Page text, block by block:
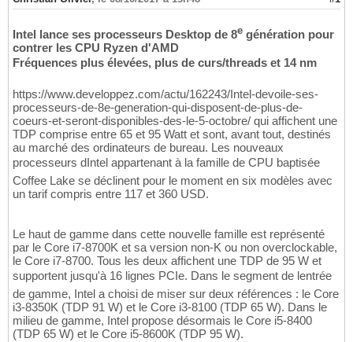
Intel lance ses processeurs Desktop de 8e génération pour
contrer les CPU Ryzen d'AMD
Fréquences plus élevées, plus de curs/threads et 14 nm
https://www.developpez.com/actu/162243/Intel-devoile-ses-
processeurs-de-8e-generation-qui-disposent-de-plus-de-
coeurs-et-seront-disponibles-des-le-5-octobre/ qui affichent une
TDP comprise entre 65 et 95 Watt et sont, avant tout, destinés
au marché des ordinateurs de bureau. Les nouveaux
processeurs dIntel appartenant à la famille de CPU baptisée
Coffee Lake se déclinent pour le moment en six modèles avec
un tarif compris entre 117 et 360 USD.
Le haut de gamme dans cette nouvelle famille est représenté
par le Core i7-8700K et sa version non-K ou non overclockable,
le Core i7-8700. Tous les deux affichent une TDP de 95 W et
supportent jusqu'à 16 lignes PCIe. Dans le segment de lentrée
de gamme, Intel a choisi de miser sur deux références : le Core
i3-8350K (TDP 91 W) et le Core i3-8100 (TDP 65 W). Dans le
milieu de gamme, Intel propose désormais le Core i5-8400
(TDP 65 W) et le Core i5-8600K (TDP 95 W).